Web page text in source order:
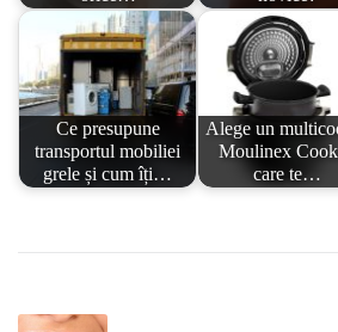
Ce presupune
transportul mobiliei
grele și cum îți…
Alege un
Moulinex
care te…